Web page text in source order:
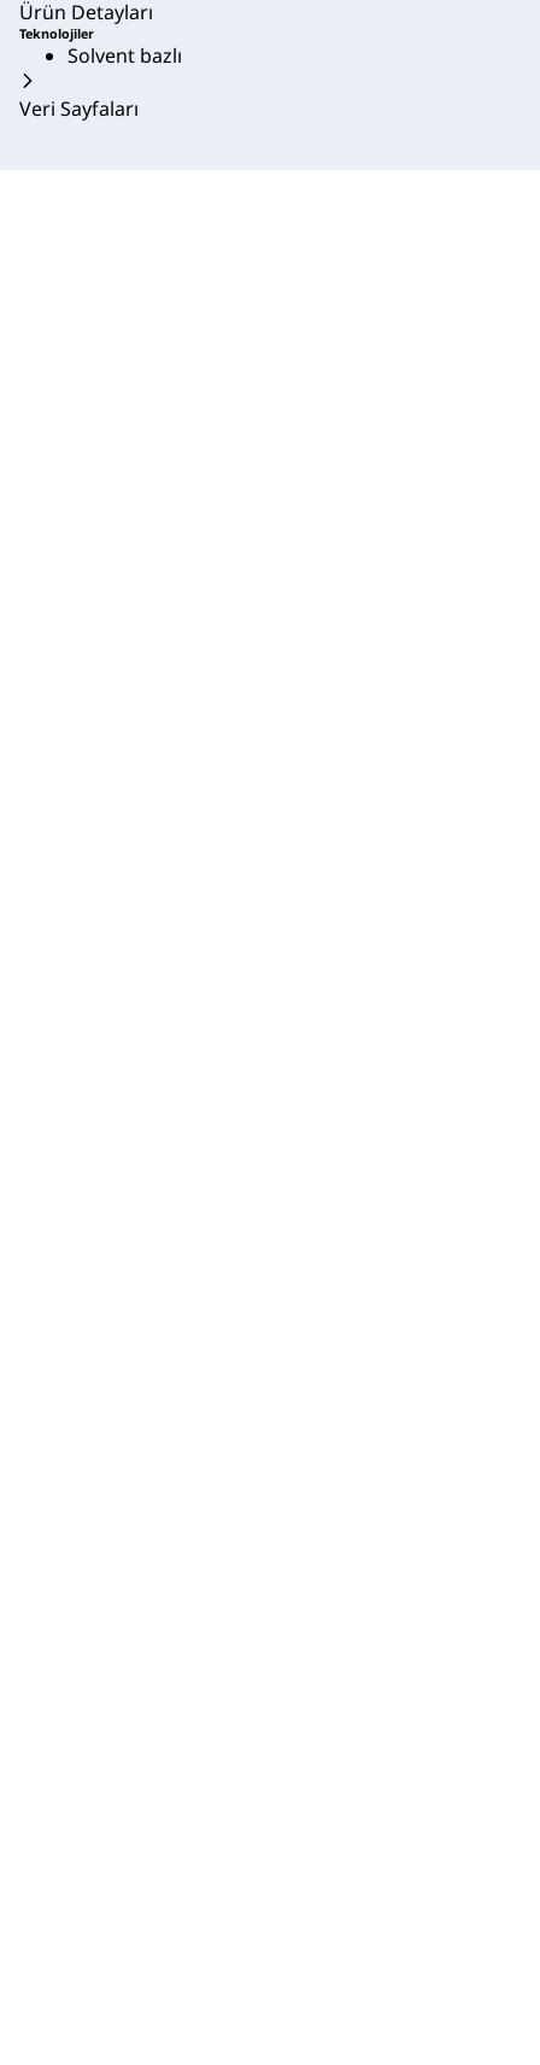
Ürün Detayları
Teknolojiler
Solvent bazlı
Veri Sayfaları